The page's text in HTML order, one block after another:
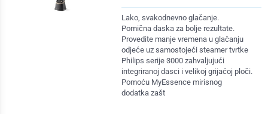
Lako, svakodnevno glačanje.
Pomična daska za bolje rezultate.
Provedite manje vremena u glačanju
odjeće uz samostojeći steamer tvrtke
Philips serije 3000 zahvaljujući
integriranoj dasci i velikoj grijaćoj ploči.
Pomoću MyEssence mirisnog
dodatka zašt